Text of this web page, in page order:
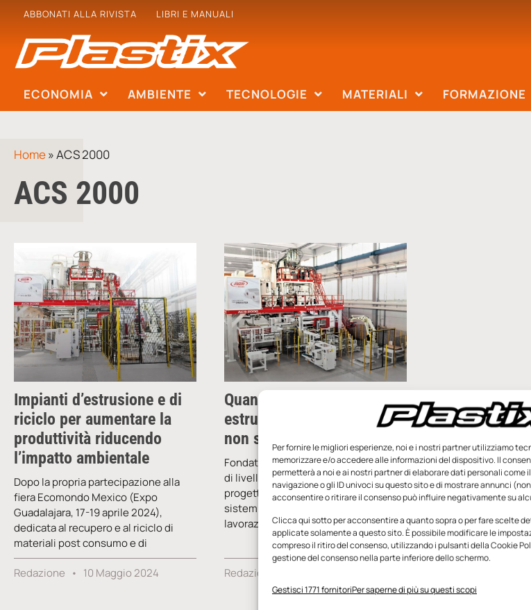
Per fornire le migliori esperienze, noi e i nostri partner utilizziamo
memorizzare e/o accedere alle informazioni del dispositivo. Il
permetterà a noi e ai nostri partner di elaborare dati personali come
navigazione o gli ID univoci su questo sito e di mostrare annunci
acconsentire o ritirare il consenso può influire negativamente su
Clicca qui sotto per acconsentire a quanto sopra o per fare scelte
applicate solamente a questo sito. È possibile modificare le
compreso il ritiro del consenso, utilizzando i pulsanti della Cookie
gestione del consenso nella parte inferiore dello schermo.
Gestisci 1771 fornitoriPer saperne di più su questi scopi
ABBONATI ALLA RIVISTA LIBRI E MANUALI
ECONOMIA AMBIENTE TECNOLOGIE MATERIALI FORMAZIONE
Home»ACS 2000
ACS 2000
Impianti d’estrusione e di
riciclo per aumentare la
produttività riducendo
l’impatto ambientale
Dopo la propria partecipazione alla
fiera Ecomondo Mexico (Expo
Guadalajara, 17-19 aprile 2024),
dedicata al recupero e al riciclo di
materiali post consumo e di
Redazione 10 Maggio 2024
Quando le velocità di
estrusione e avvolgimento
non sono solo un’opzione
Fondata nel 1958, Amut è un’azienda
di livello globale dedita alla
progettazione e alla produzione di
sistemi per l’estrusione e la
lavorazione delle materie plastiche,
Redazione